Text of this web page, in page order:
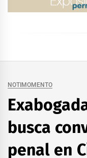
NOTIMOMENTO
busca
penal en